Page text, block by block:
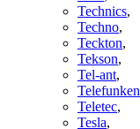
Technics,
Techno,
Teckton,
Tekson,
Tel-ant,
Telefunken
Teletec,
Tesla,